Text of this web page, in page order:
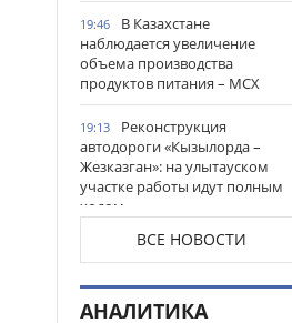
19:46
В Казахстане
наблюдается увеличение
объема производства
продуктов питания – МСХ
19:13
Реконструкция
автодороги «Кызылорда –
Жезказган»: на улытауском
участке работы идут полным
ходом
Жители Астаны получат
возможность выиграть до 600
тысяч тенге за чтение книг
ВСЕ НОВОСТИ
АНАЛИТИКА